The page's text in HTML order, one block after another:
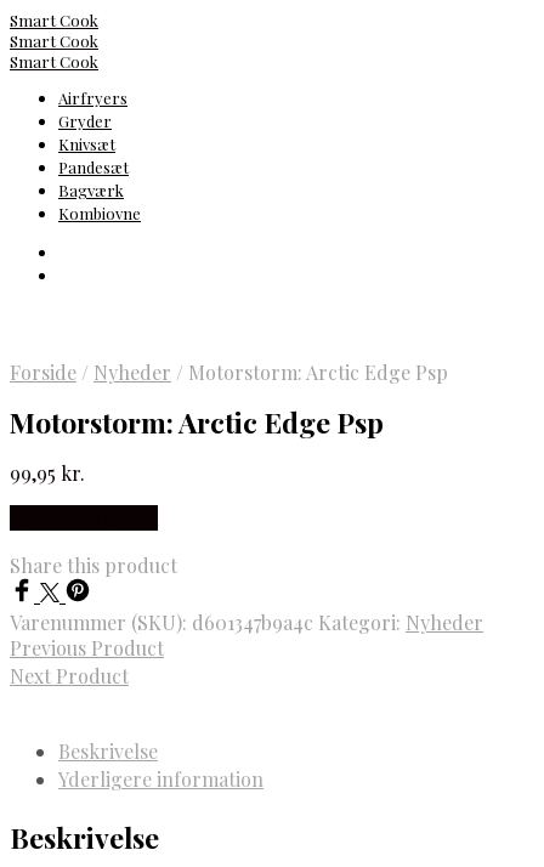
Smart Cook
Smart Cook
Smart Cook
Airfryers
Gryder
Knivsæt
Pandesæt
Bagværk
Kombiovne
Forside / Nyheder / Motorstorm: Arctic Edge Psp
Motorstorm: Arctic Edge Psp
99,95 kr.
Share this product
Varenummer (SKU): d601347b9a4c Kategori: Nyheder
Previous Product
Next Product
Beskrivelse
Yderligere information
Beskrivelse